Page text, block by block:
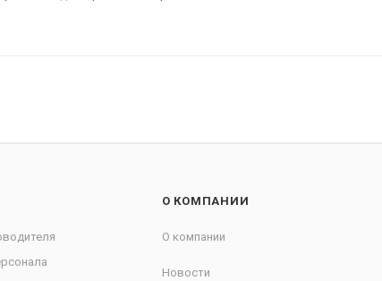
О КОМПАНИИ
О компании
Новости